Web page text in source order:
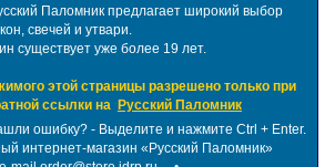
Паломник предлагает широкий выбор
свечей и утвари.
существует уже более 19 лет.
этой страницы разрешено только при
ссылки на Русский Паломник
ошибку? - Выделите и нажмите Ctrl + Enter.
интернет-магазин «Русский Паломник»